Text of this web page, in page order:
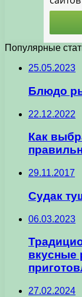
Популярные
25.05.2023
Блюдо
22.12.2022
Как
29.11.2017
Судак
06.03.2023
вкусные
27.02.2024